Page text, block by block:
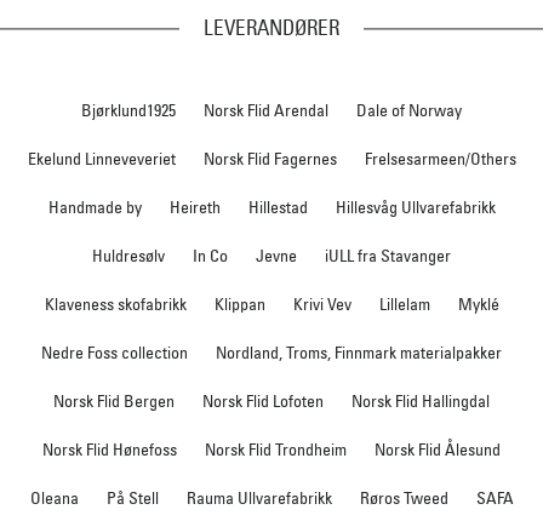
LEVERANDØRER
Bjørklund1925 Norsk Flid Arendal Dale of Norway
Ekelund Linneveveriet Norsk Flid Fagernes Frelsesarmeen/Others
Handmade by Heireth Hillestad Hillesvåg Ullvarefabrikk
Huldresølv In Co Jevne iULL fra Stavanger
Klaveness skofabrikk Klippan Krivi Vev Lillelam Myklé
Nedre Foss collection Nordland, Troms, Finnmark materialpakker
Norsk Flid Bergen Norsk Flid Lofoten Norsk Flid Hallingdal
Norsk Flid Hønefoss Norsk Flid Trondheim Norsk Flid Ålesund
Oleana På Stell Rauma Ullvarefabrikk Røros Tweed SAFA